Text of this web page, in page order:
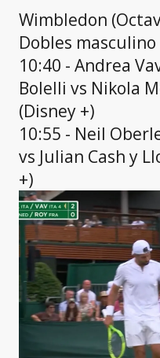
Wimbledon
Dobles masculino
10:40 - Andrea
Bolelli vs Nikola
(Disney +)
10:55 - Neil
vs Julian Cash y
+)